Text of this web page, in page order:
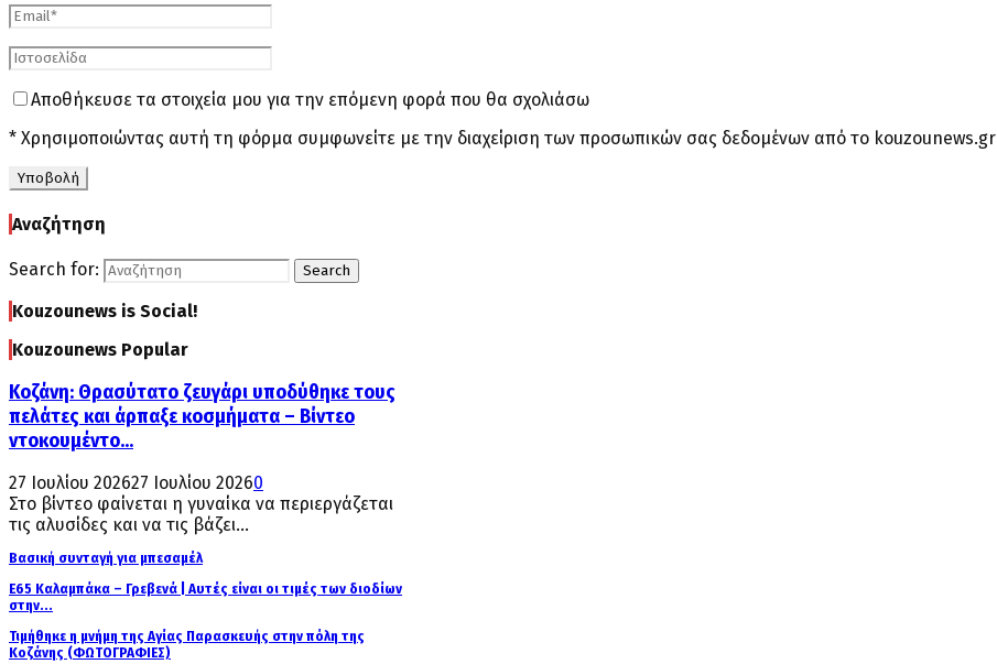
Αποθήκευσε τα στοιχεία μου για την επόμενη φορά που θα σχολιάσω
* Χρησιμοποιώντας αυτή τη φόρμα συμφωνείτε με την διαχείριση των προσωπικών σας δεδομένων από το kouzounews.gr
Αναζήτηση
Search for: Search
Kouzounews is Social!
Kouzounews Popular
Κοζάνη: Θρασύτατο ζευγάρι υποδύθηκε τους
πελάτες και άρπαξε κοσμήματα – Βίντεο
ντοκουμέντο...
27 Ιουλίου 202627 Ιουλίου 20260
Στο βίντεο φαίνεται η γυναίκα να περιεργάζεται
τις αλυσίδες και να τις βάζει...
Βασική συνταγή για μπεσαμέλ
Ε65 Καλαμπάκα – Γρεβενά | Αυτές είναι οι τιμές των διοδίων
στην...
Τιμήθηκε η μνήμη της Αγίας Παρασκευής στην πόλη της
Κοζάνης (ΦΩΤΟΓΡΑΦΙΕΣ)